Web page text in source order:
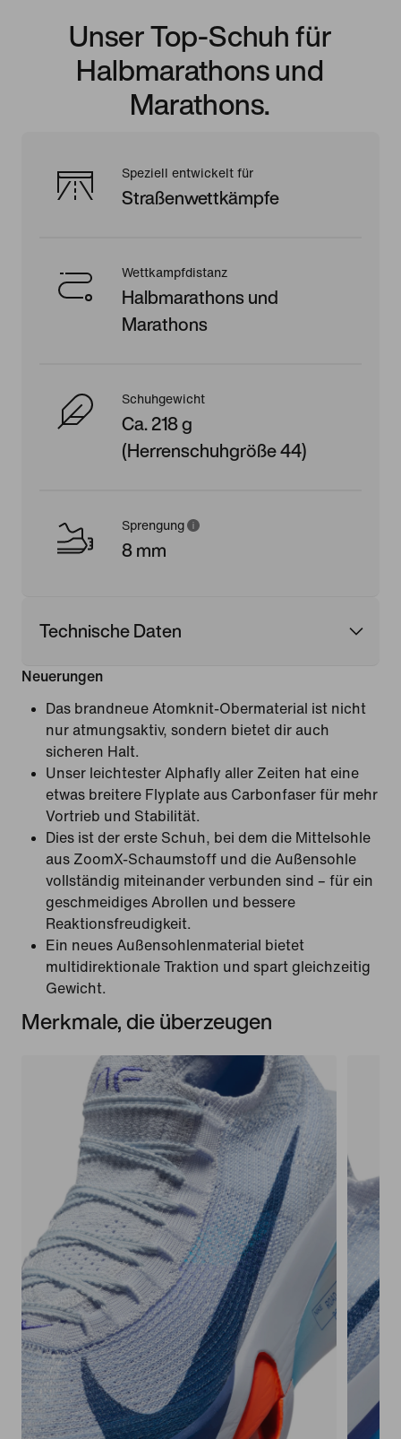
Unser Top-Schuh für
Halbmarathons und
Marathons.
Speziell entwickelt für
Straßenwettkämpfe
Wettkampfdistanz
Halbmarathons und
Marathons
Schuhgewicht
Ca. 218 g
(Herrenschuhgröße 44)
Sprengung
8 mm
Technische Daten
Neuerungen
Das brandneue Atomknit-Obermaterial ist nicht
nur atmungsaktiv, sondern bietet dir auch
sicheren Halt.
Unser leichtester Alphafly aller Zeiten hat eine
etwas breitere Flyplate aus Carbonfaser für mehr
Vortrieb und Stabilität.
Dies ist der erste Schuh, bei dem die Mittelsohle
aus ZoomX-Schaumstoff und die Außensohle
vollständig miteinander verbunden sind – für ein
geschmeidiges Abrollen und bessere
Reaktionsfreudigkeit.
Ein neues Außensohlenmaterial bietet
multidirektionale Traktion und spart gleichzeitig
Gewicht.
Merkmale, die überzeugen